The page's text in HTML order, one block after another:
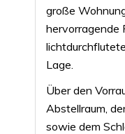
große
hervorragende
Lage.
Über den
Abstellraum,
sowie dem